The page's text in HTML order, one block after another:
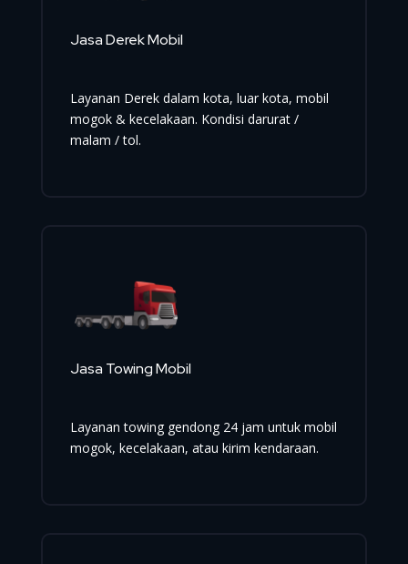
Jasa Derek Mobil
Layanan Derek dalam kota, luar kota, mobil
mogok & kecelakaan. Kondisi darurat /
malam / tol.
Jasa Towing Mobil
Layanan towing gendong 24 jam untuk mobil
mogok, kecelakaan, atau kirim kendaraan.